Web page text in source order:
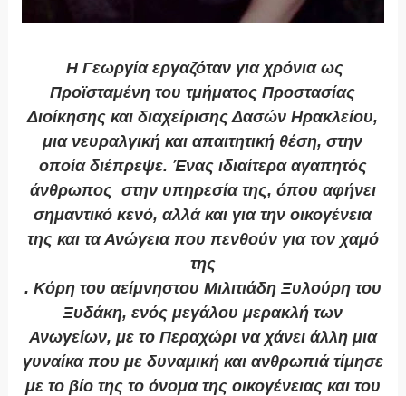
Η Γεωργία εργαζόταν για χρόνια ως
Προϊσταμένη του τμήματος Προστασίας
Διοίκησης και διαχείρισης Δασών Ηρακλείου,
μια νευραλγική και απαιτητική θέση, στην
οποία διέπρεψε. Ένας ιδιαίτερα αγαπητός
άνθρωπος στην υπηρεσία της, όπου αφήνει
σημαντικό κενό, αλλά και για την οικογένεια
της και τα Ανώγεια που πενθούν για τον χαμό
της
. Κόρη του αείμνηστου Μιλιτιάδη Ξυλούρη του
Ξυδάκη, ενός μεγάλου μερακλή των
Ανωγείων, με το Περαχώρι να χάνει άλλη μια
γυναίκα που με δυναμική και ανθρωπιά τίμησε
με το βίο της το όνομα της οικογένειας και του